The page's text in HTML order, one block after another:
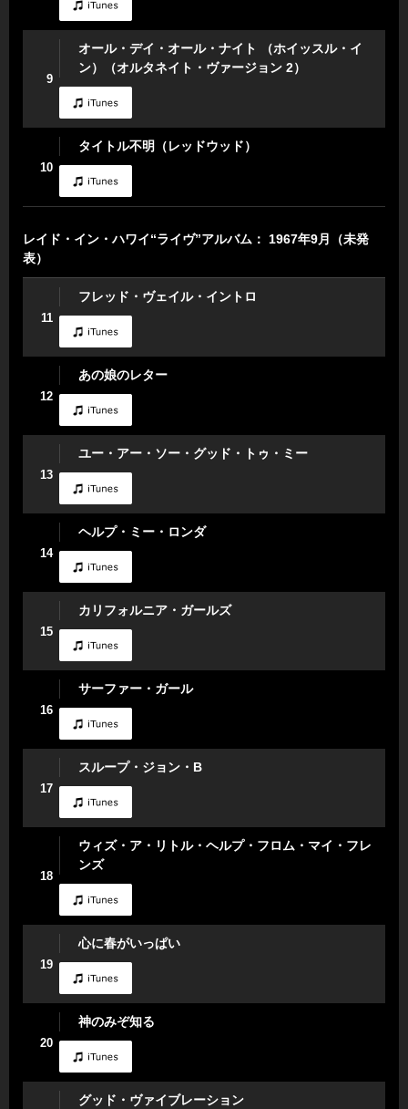
9
オール・デイ・オール・ナイト （ホイッスル・イ
ン）（オルタネイト・ヴァージョン 2）
10
タイトル不明（レッドウッド）
レイド・イン・ハワイ“ライヴ”アルバム： 1967年9月（未発
表）
11
フレッド・ヴェイル・イントロ
12
あの娘のレター
13
ユー・アー・ソー・グッド・トゥ・ミー
14
ヘルプ・ミー・ロンダ
15
カリフォルニア・ガールズ
16
サーファー・ガール
17
スループ・ジョン・B
18
ウィズ・ア・リトル・ヘルプ・フロム・マイ・フレ
ンズ
19
心に春がいっぱい
20
神のみぞ知る
グッド・ヴァイブレーション